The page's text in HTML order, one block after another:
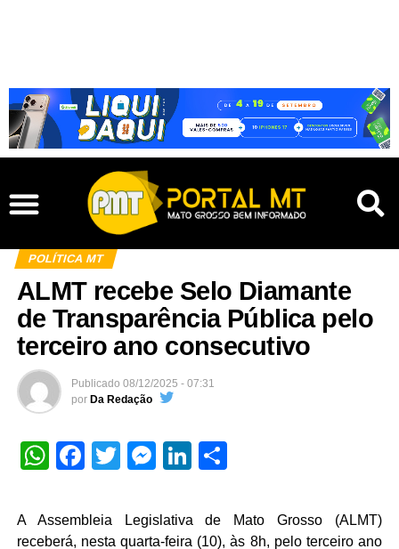
POLÍTICA MT
ALMT recebe Selo Diamante
de Transparência Pública pelo
terceiro ano consecutivo
Publicado 08/12/2025 - 07:31
por Da Redação
WhatsApp
Facebook
TwitterMessenger
LinkedIn
A Assembleia Legislativa de Mato Grosso (ALMT)
receberá, nesta quarta-feira (10), às 8h, pelo terceiro ano